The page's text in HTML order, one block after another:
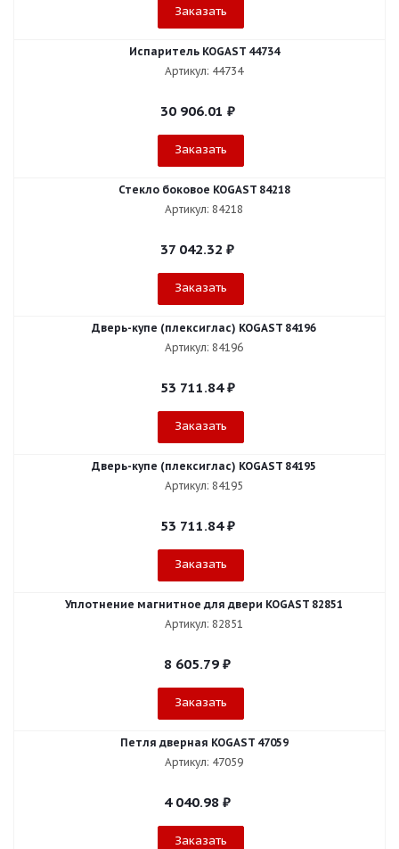
Заказать
Испаритель KOGAST 44734
Артикул: 44734
30 906.01 ₽
Заказать
Стекло боковое KOGAST 84218
Артикул: 84218
37 042.32 ₽
Заказать
Дверь-купе (плексиглас) KOGAST 84196
Артикул: 84196
53 711.84₽
Заказать
Дверь-купе (плексиглас) KOGAST 84195
Артикул: 84195
53 711.84₽
Заказать
Уплотнение магнитное для двери KOGAST 82851
Артикул: 82851
8 605.79 ₽
Заказать
Петля дверная KOGAST 47059
Артикул: 47059
4 040.98 ₽
Заказать